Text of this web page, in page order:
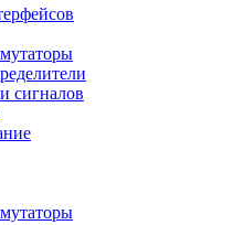
сигналов